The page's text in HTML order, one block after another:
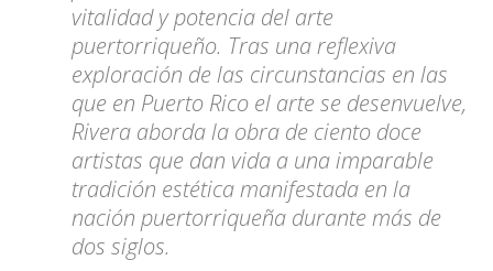
vitalidad y potencia del arte
puertorriqueño. Tras una reflexiva
exploración de las circunstancias en las
que en Puerto Rico el arte se desenvuelve,
Rivera aborda la obra de ciento doce
artistas que dan vida a una imparable
tradición estética manifestada en la
nación puertorriqueña durante más de
dos siglos.